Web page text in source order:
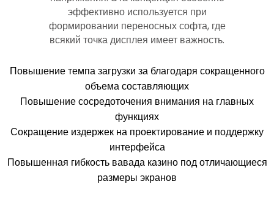
эффективно используется при
формировании переносных софта, где
всякий точка дисплея имеет важность.
Повышение темпа загрузки за благодаря сокращенного
объема составляющих
Повышение сосредоточения внимания на главных
функциях
Сокращение издержек на проектирование и поддержку
интерфейса
Повышенная гибкость вавада казино под отличающиеся
размеры экранов